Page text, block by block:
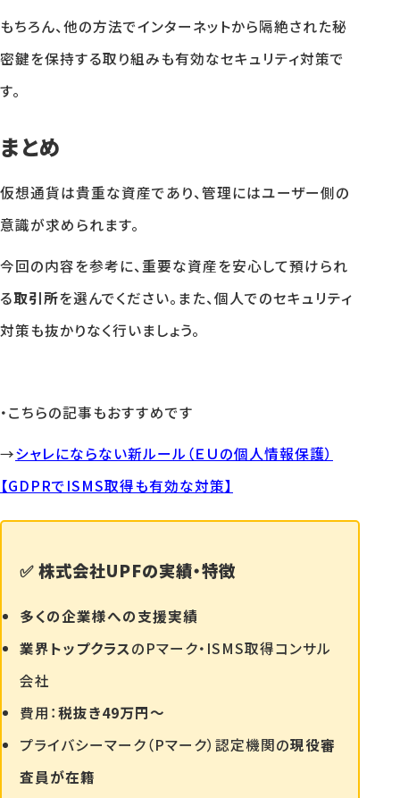
もちろん、他の方法でインターネットから隔絶された秘
密鍵を保持する取り組みも有効なセキュリティ対策で
す。
まとめ
仮想通貨は貴重な資産であり、管理にはユーザー側の
意識が求められます。
今回の内容を参考に、重要な資産を安心して預けられ
る取引所を選んでください。また、個人でのセキュリティ
対策も抜かりなく行いましょう。
・こちらの記事もおすすめです
→シャレにならない新ルール（ＥＵの個人情報保護）
【GDPRでISMS取得も有効な対策】
✅ 株式会社UPFの実績・特徴
多くの企業様への支援実績
業界トップクラスのPマーク・ISMS取得コンサル
会社
費用：税抜き49万円〜
プライバシーマーク（Pマーク）認定機関の現役審
査員が在籍